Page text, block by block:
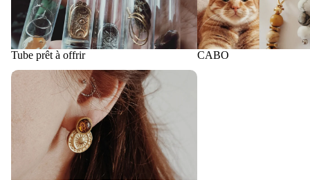
Tube prêt à offrir
CABO
La caboche